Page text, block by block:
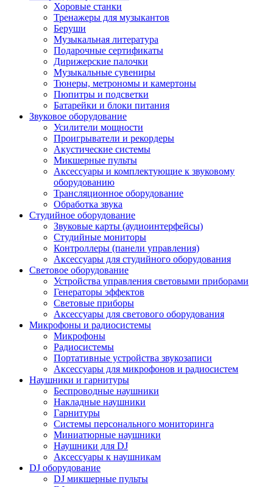
Хоровые станки
Тренажеры для музыкантов
Беруши
Музыкальная литература
Подарочные сертификаты
Дирижерские палочки
Музыкальные сувениры
Тюнеры, метрономы и камертоны
Пюпитры и подсветки
Батарейки и блоки питания
Звуковое оборудование
Усилители мощности
Проигрыватели и рекордеры
Акустические системы
Микшерные пульты
Аксессуары и комплектующие к звуковому
оборудованию
Трансляционное оборудование
Обработка звука
Студийное оборудование
Звуковые карты (аудиоинтерфейсы)
Студийные мониторы
Контроллеры (панели управления)
Аксессуары для студийного оборудования
Световое оборудование
Устройства управления световыми приборами
Генераторы эффектов
Световые приборы
Аксессуары для светового оборудования
Микрофоны и радиосистемы
Микрофоны
Радиосистемы
Портативные устройства звукозаписи
Аксессуары для микрофонов и радиосистем
Наушники и гарнитуры
Беспроводные наушники
Накладные наушники
Гарнитуры
Системы персонального мониторинга
Миниатюрные наушники
Наушники для DJ
Аксессуары к наушникам
DJ оборудование
DJ микшерные пульты